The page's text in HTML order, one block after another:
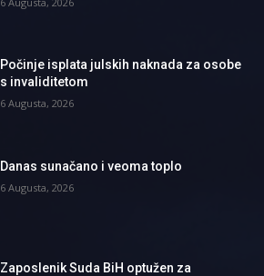
Počinje isplata julskih naknada za osobe
s invaliditetom
6 Augusta, 2026
Danas sunačano i veoma toplo
6 Augusta, 2026
Zaposlenik Suda BiH optužen za